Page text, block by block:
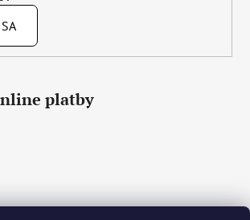
platby